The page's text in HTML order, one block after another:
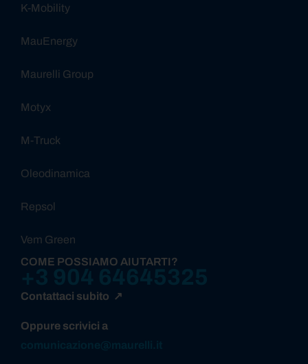
K-Mobility
MauEnergy
Maurelli Group
Motyx
M-Truck
Oleodinamica
Repsol
Vem Green
COME POSSIAMO AIUTARTI?
Contattaci subito ↗
Oppure scrivici a